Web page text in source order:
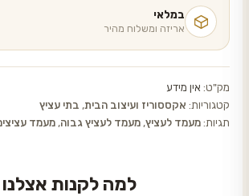
32
ס"מ
במלאי
אריזה ומשלוח מהיר
מק"ט: אין מידע
קטגוריות: אקססוריז ועיצוב הבית, בתי עציץ
תגיות:מעמד לעציץ, מעמד לעציץ גבוה, מעמד
למה לקנות אצלנו